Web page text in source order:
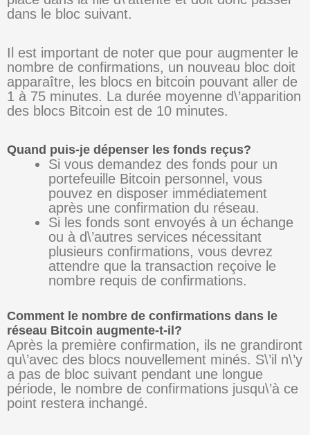
dans le bloc suivant.
Il est important de noter que pour augmenter le
nombre de confirmations, un nouveau bloc doit
apparaître, les blocs en bitcoin pouvant aller de
1 à 75 minutes. La durée moyenne d\’apparition
des blocs Bitcoin est de 10 minutes.
Quand puis-je dépenser les fonds reçus?
Si vous demandez des fonds pour un
portefeuille Bitcoin personnel, vous
pouvez en disposer immédiatement
après une confirmation du réseau.
Si les fonds sont envoyés à un échange
ou à d\’autres services nécessitant
plusieurs confirmations, vous devrez
attendre que la transaction reçoive le
nombre requis de confirmations.
Comment le nombre de confirmations dans le
réseau Bitcoin augmente-t-il?
Après la première confirmation, ils ne grandiront
qu\’avec des blocs nouvellement minés. S\’il n\’y
a pas de bloc suivant pendant une longue
période, le nombre de confirmations jusqu\’à ce
point restera inchangé.